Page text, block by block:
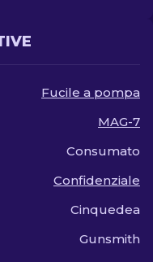
Fucile a pompa
MAG-7
Consumato
Confidenziale
Cinquedea
Gunsmith